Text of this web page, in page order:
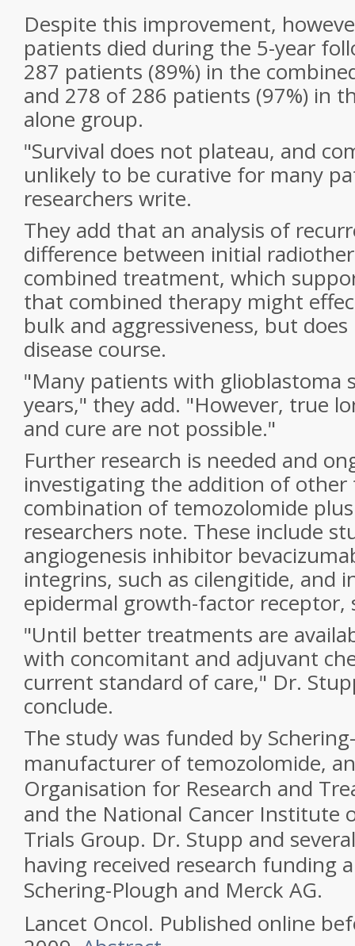
Despite this improvement,
patients died during the 5-year
287 patients (89%) in the
and 278 of 286 patients (97%) in
alone group.
"Survival does not plateau, and
unlikely to be curative for many
researchers write.
They add that an analysis of
difference between initial
combined treatment, which
that combined therapy might
bulk and aggressiveness, but
disease course.
"Many patients with glioblastoma
years," they add. "However, true
and cure are not possible."
Further research is needed and
investigating the addition of
combination of temozolomide
researchers note. These include
angiogenesis inhibitor
integrins, such as cilengitide, and
epidermal growth-factor receptor,
"Until better treatments are
with concomitant and adjuvant
current standard of care," Dr.
conclude.
The study was funded by
manufacturer of temozolomide,
Organisation for Research and
and the National Cancer Institute
Trials Group. Dr. Stupp and
having received research funding
Schering-Plough and Merck AG.
Lancet Oncol. Published online